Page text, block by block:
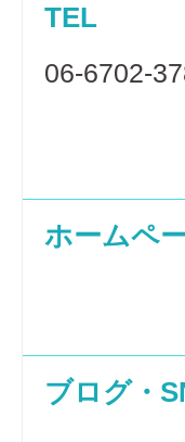
TEL
06-6702-
ホームペ
ブログ・